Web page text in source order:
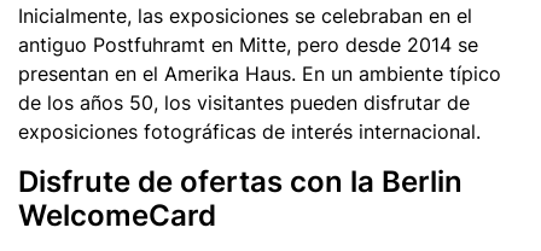
Inicialmente, las exposiciones se celebraban en el
antiguo Postfuhramt en Mitte, pero desde 2014 se
presentan en el Amerika Haus. En un ambiente típico
de los años 50, los visitantes pueden disfrutar de
exposiciones fotográficas de interés internacional.
Disfrute de ofertas con la Berlin
WelcomeCard